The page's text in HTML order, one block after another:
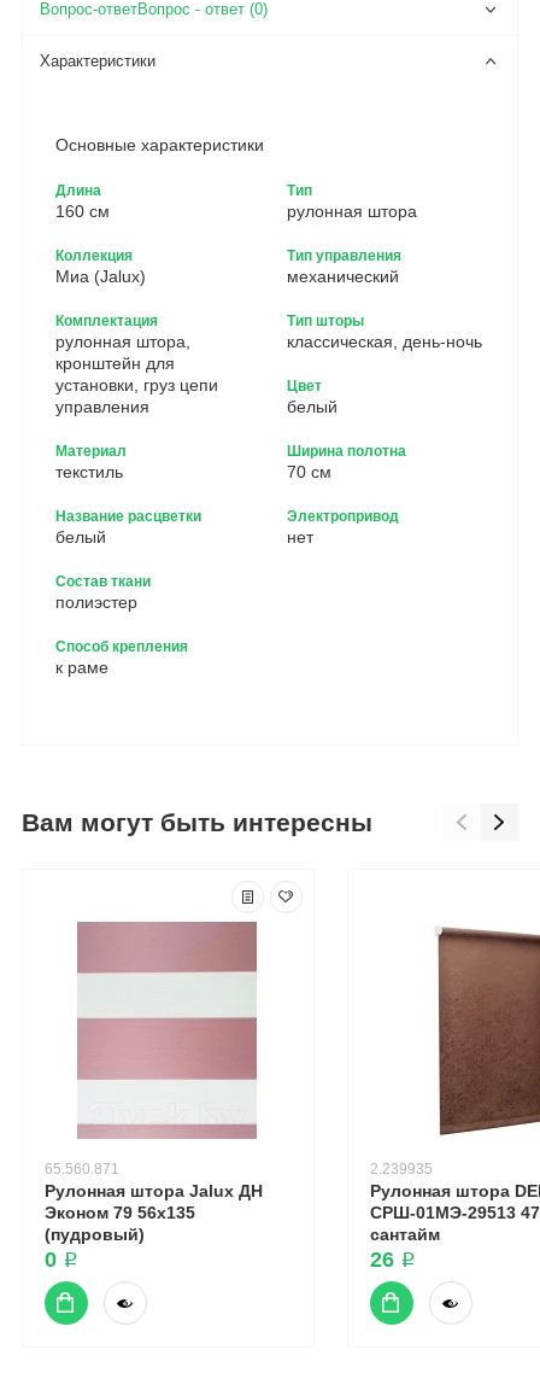
Вопрос - ответ (0)
Основные характеристики
Длина
160 см
Коллекция
Миа (Jalux)
Комплектация
рулонная штора,
кронштейн для
установки, груз цепи
управления
Материал
текстиль
Название расцветки
белый
Состав ткани
полиэстер
Способ крепления
к раме
Тип
рулонная штора
Тип управления
механический
Тип шторы
классическая, день-ночь
Цвет
белый
Ширина полотна
70 см
Электропривод
нет
Вам могут быть интересны
65.560.871
Рулонная штора Jalux ДН
Эконом 79 56x135
(пудровый)
0 ₽
2.239935
Рулонная штора
СРШ-01МЭ-29513
сантайм
26 ₽